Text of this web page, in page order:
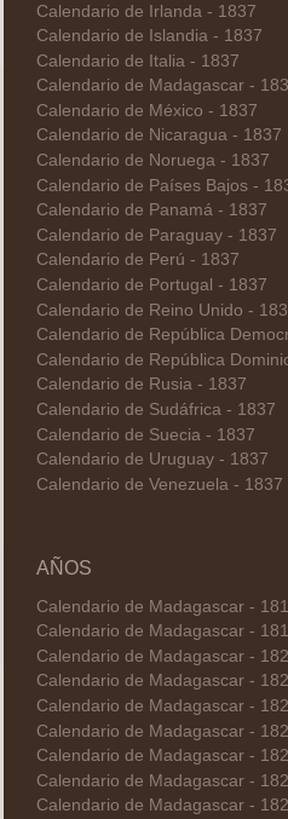
Calendario de Irlanda - 1837
Calendario de Islandia - 1837
Calendario de Italia - 1837
Calendario de Madagascar -
Calendario de México - 1837
Calendario de Nicaragua - 1837
Calendario de Noruega - 1837
Calendario de Países Bajos -
Calendario de Panamá - 1837
Calendario de Paraguay - 1837
Calendario de Perú - 1837
Calendario de Portugal - 1837
Calendario de Reino Unido -
Calendario de República
Calendario de República
Calendario de Rusia - 1837
Calendario de Sudáfrica - 1837
Calendario de Suecia - 1837
Calendario de Uruguay - 1837
Calendario de Venezuela - 1837
AÑOS
Calendario de Madagascar -
Calendario de Madagascar -
Calendario de Madagascar -
Calendario de Madagascar -
Calendario de Madagascar -
Calendario de Madagascar -
Calendario de Madagascar -
Calendario de Madagascar -
Calendario de Madagascar -